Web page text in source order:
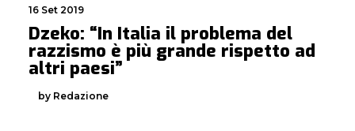
16 Set 2019
Dzeko: “In Italia il problema del
razzismo è più grande rispetto ad
altri paesi”
by Redazione